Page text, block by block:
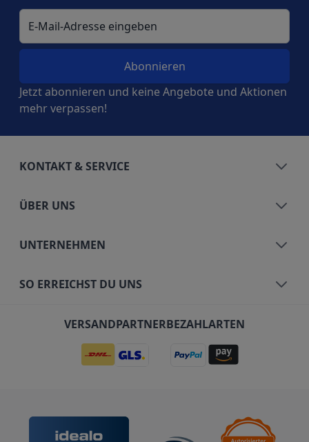
E-Mail-Adresse
Jetzt abonnieren und keine Angebote und Aktionen
mehr verpassen!
KONTAKT & SERVICE
ÜBER UNS
UNTERNEHMEN
SO ERREICHST DU UNS
VERSANDPARTNERBEZAHLARTEN